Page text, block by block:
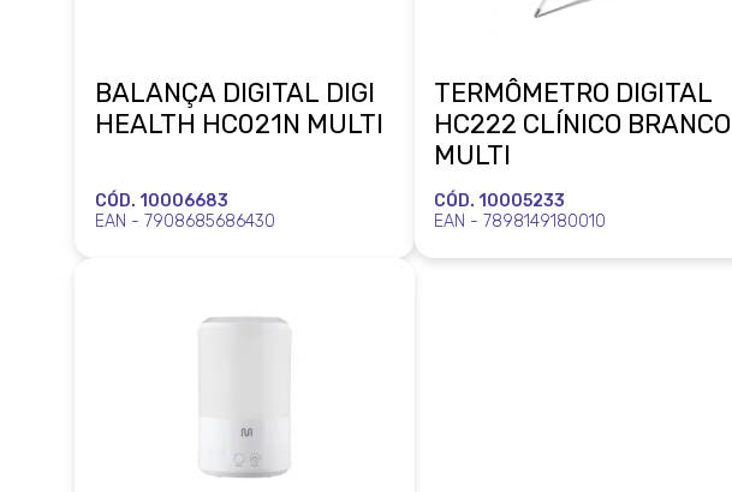
BALANÇA DIGITAL DIGI
HEALTH HC021N MULTI
CÓD. 10006683
EAN - 7908685686430
TERMÔMETRO DIGITAL
HC222 CLÍNICO BRANCO
MULTI
CÓD. 10005233
EAN - 7898149180010